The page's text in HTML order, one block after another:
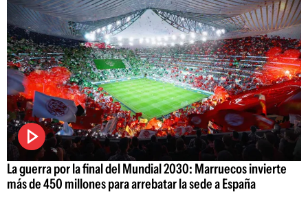
La guerra por la final del Mundial 2030: Marruecos invierte
más de 450 millones para arrebatar la sede a España